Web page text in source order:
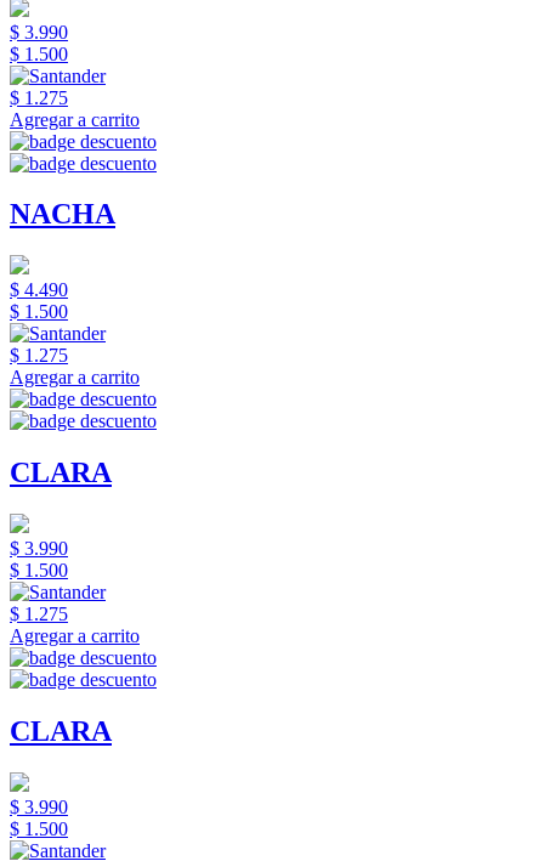
$ 3.990
$ 1.500
$ 1.275
Agregar a carrito
NACHA
$ 4.490
$ 1.500
$ 1.275
Agregar a carrito
CLARA
$ 3.990
$ 1.500
$ 1.275
Agregar a carrito
CLARA
$ 3.990
$ 1.500